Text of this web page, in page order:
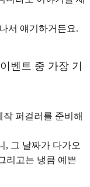
서 얘기하거든요.
벤트 중 가장 기
퍼걸러를 준비해
, 그 날짜가 다가오
리고는 냉큼 예쁜